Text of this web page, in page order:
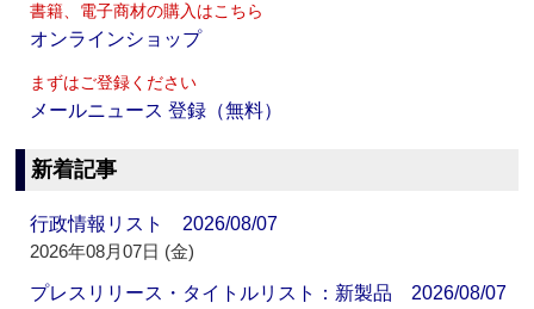
書籍、電子商材の購入はこちら
オンラインショップ
まずはご登録ください
メールニュース 登録（無料）
新着記事
行政情報リスト 2026/08/07
2026年08月07日 (金)
プレスリリース・タイトルリスト：新製品 2026/08/07